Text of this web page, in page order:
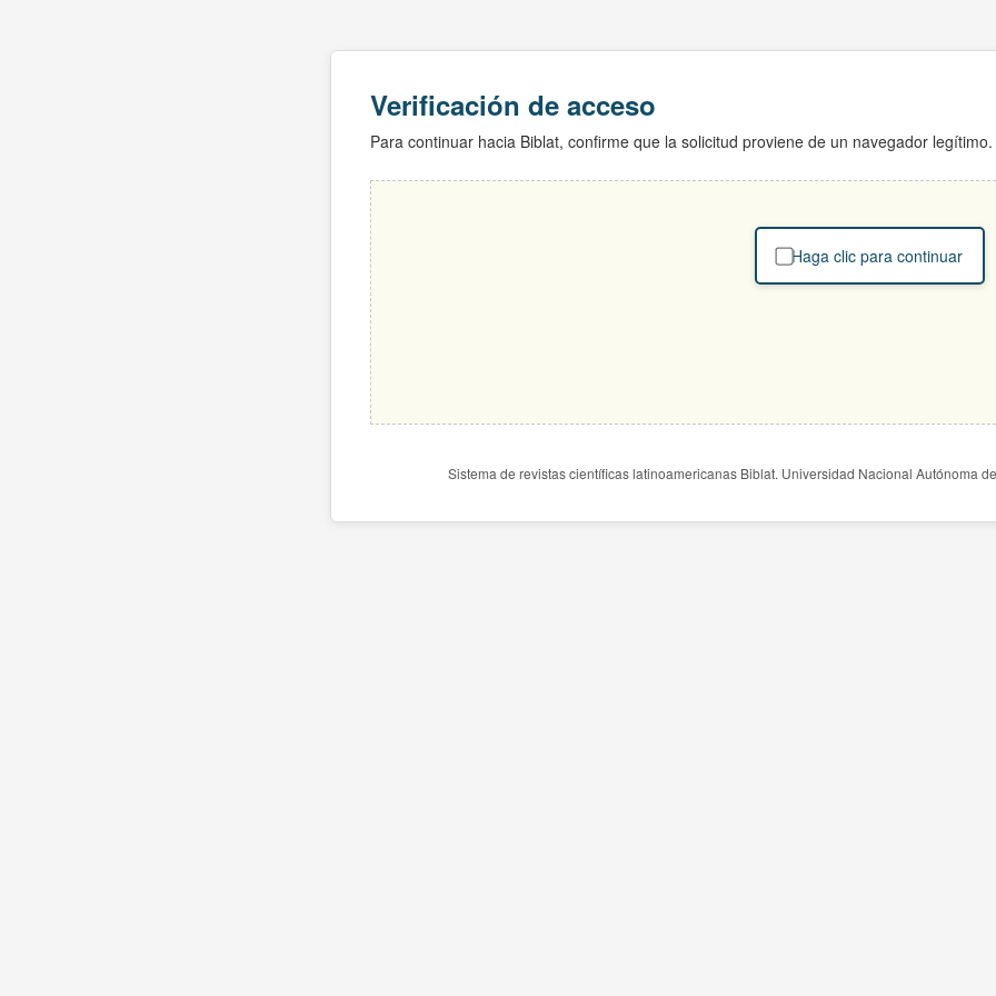
Verificación de acceso
Para continuar hacia Biblat, confirme que la solicitud proviene de un navegador legítimo.
Haga clic para continuar
Sistema de revistas científicas latinoamericanas Biblat. Universidad Nacional Autónoma